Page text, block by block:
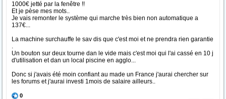
1000€ jetté par la fenêtre !!
Et je pèse mes mots..
Je vais remonter le système qui marche très bien non automatique a
137€...
La machine surchauffe le sav dis que c'est moi et ne prendra rien garantie
.
Un bouton sur deux tourne dan le vide mais c'est moi qui l'ai cassé en 10 j
d'utilisation et dan un local piscine en agglo...
Donc si j'avais été moin confiant au made un France j'aurai chercher sur
les forums et j'aurai investi 1mois de salaire ailleurs..
0